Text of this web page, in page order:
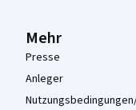
Mehr
Presse
Anleger